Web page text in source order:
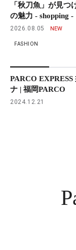
「秋刀魚」が見つ
の魅力 - shopping -
2026.08.05
FASHION
PARCO EXPRESS
ナ | 福岡PARCO
2024.12.21